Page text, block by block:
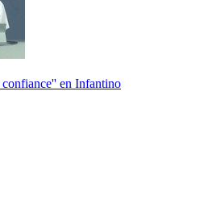
en Infantino